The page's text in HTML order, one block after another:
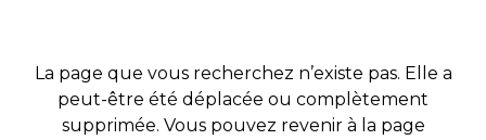
La page que vous recherchez n’existe pas. Elle a
peut-être été déplacée ou complètement
supprimée. Vous pouvez revenir à la page